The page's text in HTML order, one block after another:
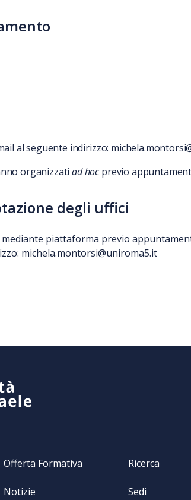
al seguente indirizzo:
organizzatiad hocprevio
degli uffici
mediante piattaforma previo
michela.montorsi@uniroma5.it
Offerta Formativa Ricerca
Notizie Sedi